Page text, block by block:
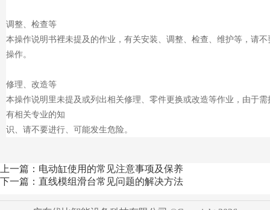
调整、检查等
本操作说明书裡未提及的作业，有关安装、调整、检查、维护等，请不
操作。
修理、改造等
本操作说明里未提及或列出相关修理、零件更换或改造等作业，由于需
有相关专业的知
识、请不要进行、可能发生危险。
上一篇：电动缸使用的常见注意事项及保养
下一篇：直线模组滑台常见问题的解决方法